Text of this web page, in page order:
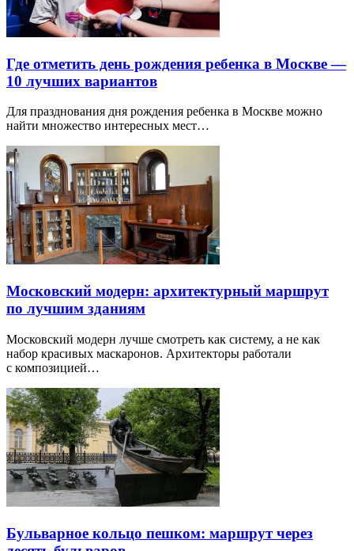
Интересныестатьи и публикации
Где отметить день рождения ребенка в Москве —
10 лучших вариантов
Для празднования дня рождения ребенка в Москве можно
найти множество интересных мест…